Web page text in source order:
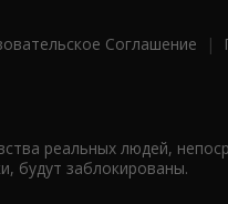
Соглашение |
реальных людей,
будут заблокированы.